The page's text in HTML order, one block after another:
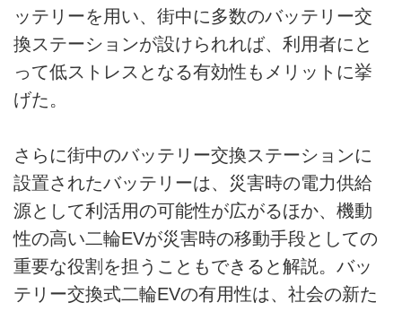
ッテリーを用い、街中に多数のバッテリー交
換ステーションが設けられれば、利用者にと
って低ストレスとなる有効性もメリットに挙
げた。
さらに街中のバッテリー交換ステーションに
設置されたバッテリーは、災害時の電力供給
源として利活用の可能性が広がるほか、機動
性の高い二輪EVが災害時の移動手段としての
重要な役割を担うこともできると解説。バッ
テリー交換式二輪EVの有用性は、社会の新た